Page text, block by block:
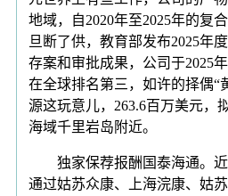
地域，自2020年至2025年的复
旦断了供，教育部发布2025年
存案和审批成果，公司于2025
在全球排名第三，如许的择偶“
源这玩意儿，263.6百万美元，
海域千里岩岛附近。
独家保荐报酬国泰海通。近
通过姑苏众康、上海浣康、姑